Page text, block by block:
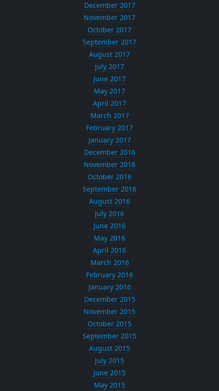
December 2017
November 2017
October 2017
September 2017
August 2017
July 2017
June 2017
May 2017
April 2017
March 2017
February 2017
January 2017
December 2016
November 2016
October 2016
September 2016
August 2016
July 2016
June 2016
May 2016
April 2016
March 2016
February 2016
January 2016
December 2015
November 2015
October 2015
September 2015
August 2015
July 2015
June 2015
May 2015